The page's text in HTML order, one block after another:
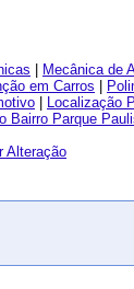
Mecânica de
em Carros
Localização
Bairro Parque
Alteração